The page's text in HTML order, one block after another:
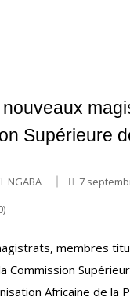
Supérieure
NGABA
7
membres
Commission
Africaine de la